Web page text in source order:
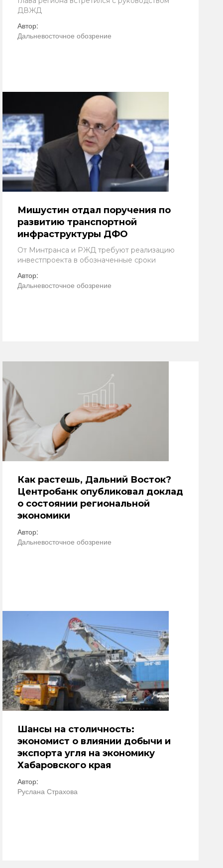
ДВЖД
Автор:
Дальневосточное обозрение
Мишустин отдал поручения по
развитию транспортной
инфраструктуры ДФО
От Минтранса и РЖД требуют реализацию
инвестпроекта в обозначенные сроки
Автор:
Дальневосточное обозрение
Как растешь, Дальний Восток?
Центробанк опубликовал доклад
о состоянии региональной
экономики
Автор:
Дальневосточное обозрение
Шансы на столичность:
экономист о влиянии добычи и
экспорта угля на экономику
Хабаровского края
Автор:
Руслана Страхова